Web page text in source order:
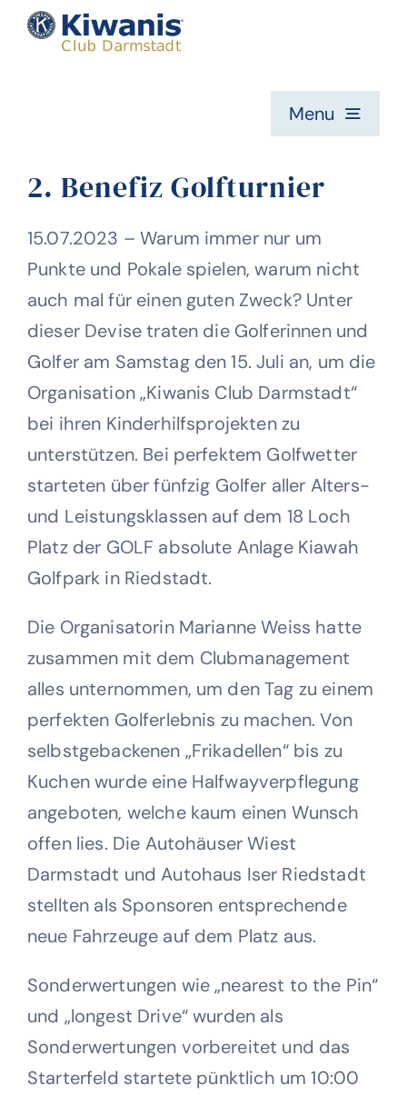
Zum
Inhalt
Menu
Die Kiwanis Idee
Mitglieder
Was wir machen
Wohltätigkeit
Kontakt
2. Benefiz Golfturnier
15.07.2023 – Warum immer nur um
Punkte und Pokale spielen, warum nicht
auch mal für einen guten Zweck? Unter
dieser Devise traten die Golferinnen und
Golfer am Samstag den 15. Juli an, um die
Organisation „Kiwanis Club Darmstadt“
bei ihren Kinderhilfsprojekten zu
unterstützen. Bei perfektem Golfwetter
starteten über fünfzig Golfer aller Alters-
und Leistungsklassen auf dem 18 Loch
Platz der GOLF absolute Anlage Kiawah
Golfpark in Riedstadt.
Die Organisatorin Marianne Weiss hatte
zusammen mit dem Clubmanagement
alles unternommen, um den Tag zu einem
perfekten Golferlebnis zu machen. Von
selbstgebackenen „Frikadellen“ bis zu
Kuchen wurde eine Halfwayverpflegung
angeboten, welche kaum einen Wunsch
offen lies. Die Autohäuser Wiest
Darmstadt und Autohaus Iser Riedstadt
stellten als Sponsoren entsprechende
neue Fahrzeuge auf dem Platz aus.
Sonderwertungen wie „nearest to the Pin“
und „longest Drive“ wurden als
Sonderwertungen vorbereitet und das
Starterfeld startete pünktlich um 10:00